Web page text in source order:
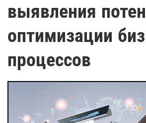
выявления
оптимизации
процессов